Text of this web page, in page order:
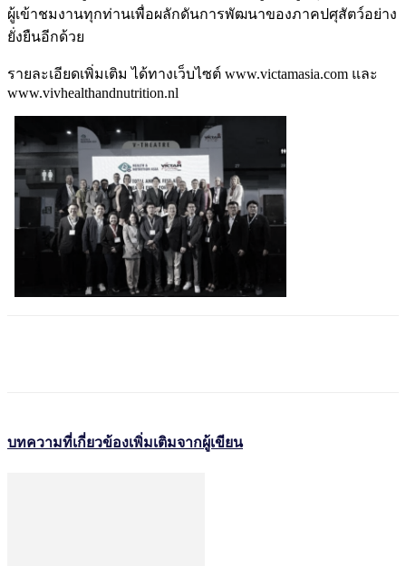
ผู้เข้าชมงานทุกท่านเพื่อผลักดันการพัฒนาของภาคปศุสัตว์อย่าง
ยั่งยืนอีกด้วย
รายละเอียดเพิ่มเติม ได้ทางเว็บไซต์ www.victamasia.com และ
www.vivhealthandnutrition.nl
บทความที่เกี่ยวข้องเพิ่มเติมจากผู้เขียน